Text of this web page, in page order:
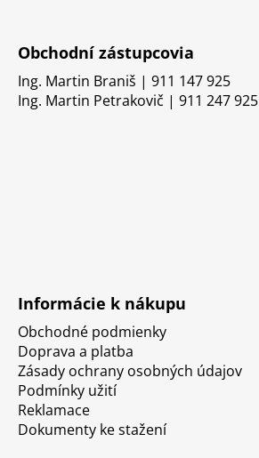
Obchodní zástupcovia
Ing. Martin Braniš | 911 147 925
Ing. Martin Petrakovič | 911 247 925
Informácie k nákupu
Obchodné podmienky
Doprava a platba
Zásady ochrany osobných údajov
Podmínky užití
Reklamace
Dokumenty ke stažení